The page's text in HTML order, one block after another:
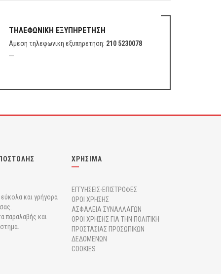
ΤΗΛΕΦΩΝΙΚΗ ΕΞΥΠΗΡΕΤΗΣΗ
Αμεση τηλεφωνικη εξυπηρετηση: 210 5230078
και γρήγορα
παραλαβής και
ΧΡΗΣΙΜΑ
ΕΓΓΥΗΣΕΙΣ-ΕΠΙΣΤΡΟΦΕΣ
ΟΡΟΙ ΧΡΗΣΗΣ
ΑΣΦΑΛΕΙΑ ΣΥΝΑΛΛΑΓΩΝ
ΟΡΟΙ ΧΡΗΣΗΣ ΓΙΑ ΤΗΝ ΠΟΛΙΤΙΚΗ
ΠΡΟΣΤΑΣΙΑΣ ΠΡΟΣΩΠΙΚΩΝ
ΔΕΔΟΜΕΝΩΝ
COOKIES